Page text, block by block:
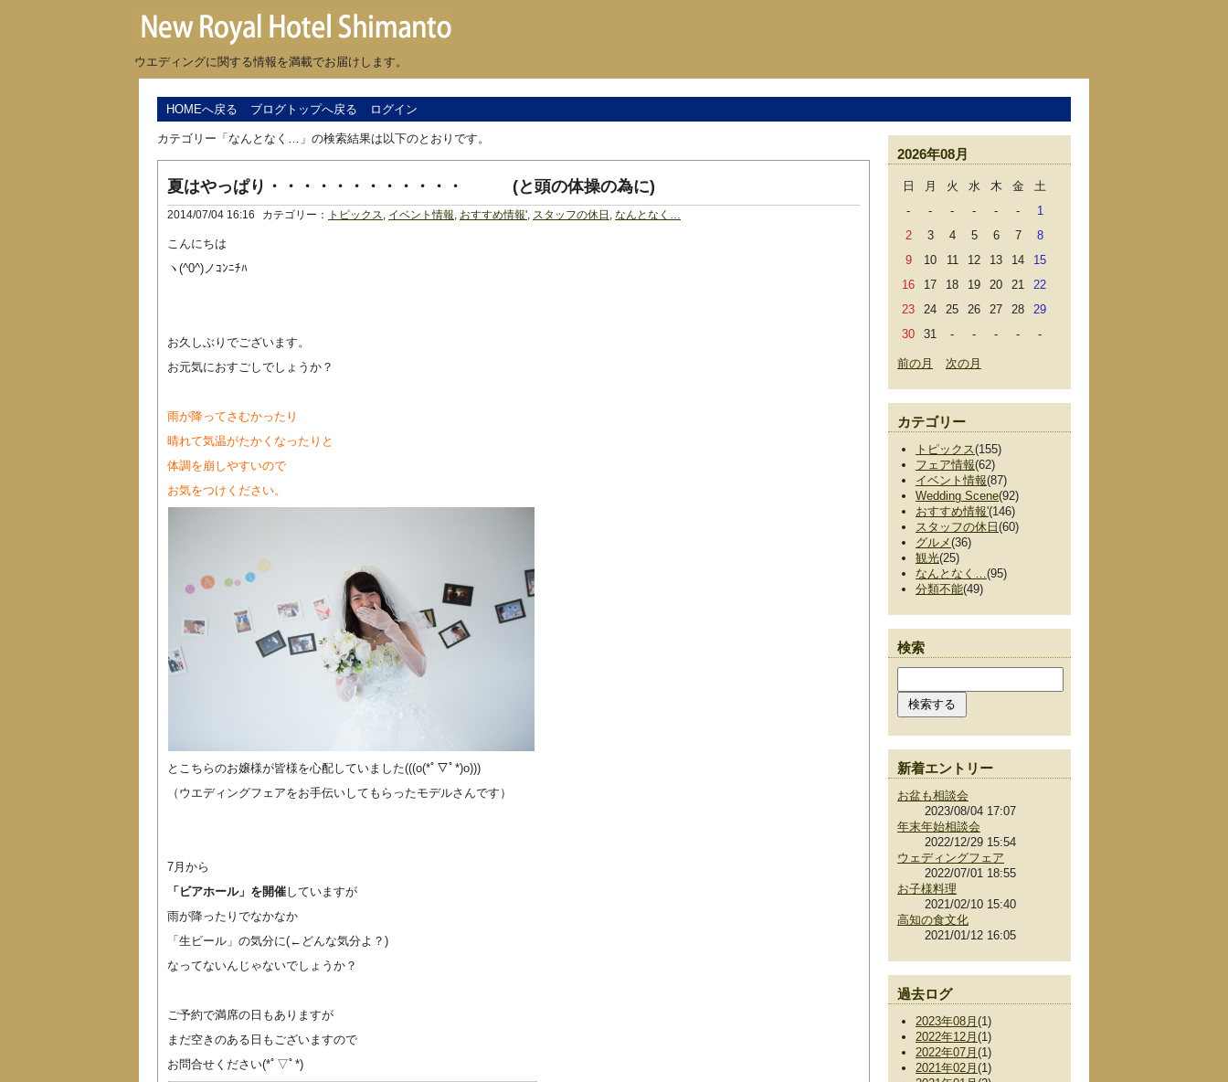
ウエディングに関する情報を満載でお届けします。
HOMEへ戻る ブログトップへ戻る ログイン
カテゴリー「なんとなく…」の検索結果は以下のとおりです。
夏はやっぱり・・・・・・・・・・・・ (と頭の体操の為に)
2014/07/04 16:16 カテゴリー： トピックス イベント情報 おすすめ情報' スタッフの休日 なんとなく…
こんにちは
ヽ(^0^)ノｺﾝﾆﾁﾊ
お久しぶりでございます。
お元気におすごしでしょうか？
雨が降ってさむかったり
晴れて気温がたかくなったりと
体調を崩しやすいので
お気をつけください。
とこちらのお嬢様が皆様を心配していました(((o(*ﾟ▽ﾟ*)o)))
（ウエディングフェアをお手伝いしてもらったモデルさんです）
7月から
「ビアホール」を開催していますが
雨が降ったりでなかなか
「生ビール」の気分に(←どんな気分よ？)
なってないんじゃないでしょうか？
ご予約で満席の日もありますが
まだ空きのある日もございますので
お問合せください(*ﾟ▽ﾟ*)
2026年08月
日 月 火 水 木 金
土
-
- - - - -
1
2
3 4 5 6 7
8
9
10 11 12 13 14
15
16
17 18 19 20 21
22
23
24 25 26 27 28
29
30
31 - - - - -
前の月 次の月
カテゴリー
トピックス(155)
フェア情報(62)
イベント情報(87)
Wedding Scene(92)
おすすめ情報'(146)
スタッフの休日 (60)
グルメ(36)
観光(25)
なんとなく…(95)
分類不能(49)
検索
新着エントリー
お盆も相談会
2023/08/04 17:07
年末年始相談会
2022/12/29 15:54
ウェディングフェア
2022/07/01 18:55
お子様料理
2021/02/10 15:40
高知の食文化
2021/01/12 16:05
過去ログ
2023年08月 (1)
2022年12月 (1)
2022年07月 (1)
2021年02月 (1)